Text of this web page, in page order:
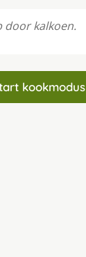
door kalkoen.
kookmodus